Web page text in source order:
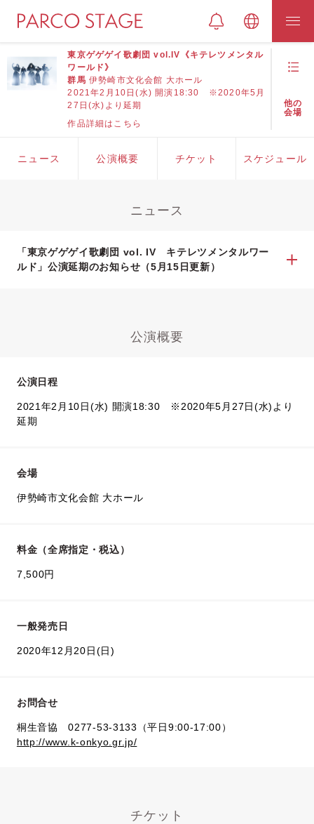
東京ゲゲゲイ歌劇団 vol.IV《キテレツメンタル
ワールド》
群馬 伊勢崎市文化会館 大ホール
2021年2月10日(水) 開演18:30 ※2020年5月
27日(水)より延期
作品詳細はこちら
他の
会場
ニュース 公演概要 チケット スケジュール
ニュース
「東京ゲゲゲイ歌劇団 vol. IV キテレツメンタルワー
ルド」公演延期のお知らせ（5月15日更新）
公演概要
公演日程
2021年2月10日(水) 開演18:30 ※2020年5月27日(水)より
延期
会場
伊勢崎市文化会館 大ホール
料金（全席指定・税込）
7,500円
一般発売日
2020年12月20日(日)
お問合せ
桐生音協 0277-53-3133（平日9:00-17:00）
http://www.k-onkyo.gr.jp/
チケット